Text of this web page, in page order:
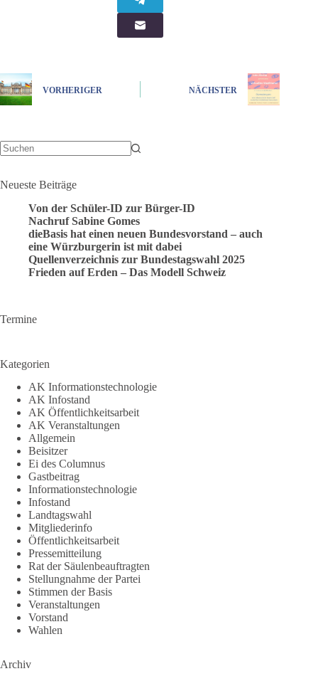
VORHERIGER NÄCHSTER
Neueste Beiträge
Von der Schüler-ID zur Bürger-ID
Nachruf Sabine Gomes
dieBasis hat einen neuen Bundesvorstand – auch
eine Würzburgerin ist mit dabei
Quellenverzeichnis zur Bundestagswahl 2025
Frieden auf Erden – Das Modell Schweiz
Termine
Kategorien
AK Informationstechnologie
AK Infostand
AK Öffentlichkeitsarbeit
AK Veranstaltungen
Allgemein
Beisitzer
Ei des Columnus
Gastbeitrag
Informationstechnologie
Infostand
Landtagswahl
Mitgliederinfo
Öffentlichkeitsarbeit
Pressemitteilung
Rat der Säulenbeauftragten
Stellungnahme der Partei
Stimmen der Basis
Veranstaltungen
Vorstand
Wahlen
Archiv